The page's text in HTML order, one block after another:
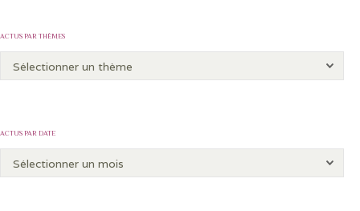
ACTUS PAR THÈMES
ACTUS PAR DATE